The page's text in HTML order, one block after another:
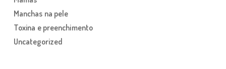
Manchas na pele
Toxina e preenchimento
Uncategorized